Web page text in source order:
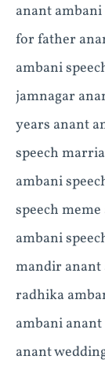
anant
for father
ambani
jamnagar
years anant
speech
ambani
speech
ambani
mandir anant
radhika
ambani
anant